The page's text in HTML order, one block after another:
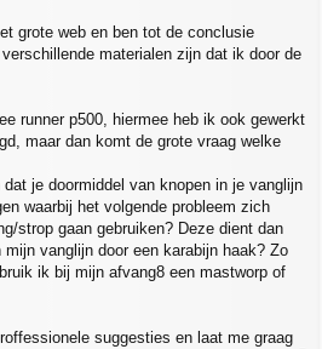
grote web en ben tot de conclusie
materialen zijn dat ik door de
runner p500, hiermee heb ik ook gewerkt
maar dan komt de grote vraag welke
je doormiddel van knopen in je vanglijn
waarbij het volgende probleem zich
strop gaan gebruiken? Deze dient dan
vanglijn door een karabijn haak? Zo
ik bij mijn afvang8 een mastworp of
suggesties en laat me graag